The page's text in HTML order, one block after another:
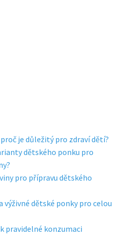
je důležitý pro zdraví dětí?
dětského ponku pro
pro přípravu dětského
výživné dětské ponky pro celou
pravidelné konzumaci